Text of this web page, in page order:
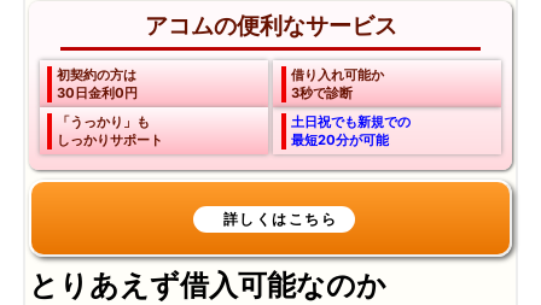
アコムの便利なサービス
初契約の方は
30日金利0円
借り入れ可能か
3秒で診断
「うっかり」も
しっかりサポート
土日祝でも新規での
最短20分が可能
とりあえず借入可能なのか